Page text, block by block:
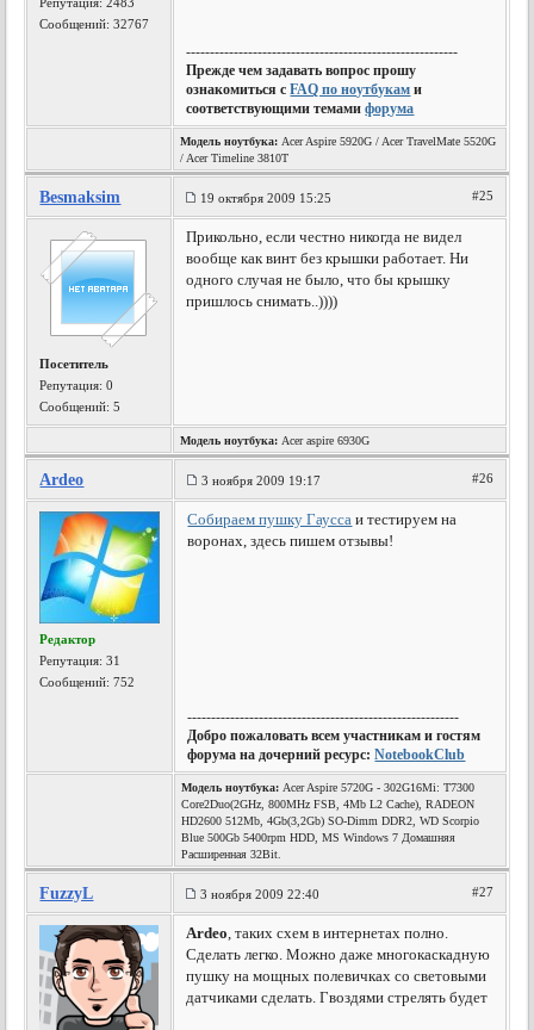
Сообщений: 32767
---------------------------------------------------------
Прежде чем задавать вопрос прошу
ознакомиться сFAQ по ноутбукам и
соответствующими темамифорума
Модель ноутбука: Acer Aspire 5920G / Acer TravelMate 5520G
/ Acer Timeline 3810T
Besmaksim 19 октября 2009 15:25 #25
Посетитель
Репутация:0
Сообщений: 5
Прикольно, если честно никогда не видел
вообще как винт без крышки работает. Ни
одного случая не было, что бы крышку
пришлось снимать..))))
Модель ноутбука: Acer aspire 6930G
Ardeo 3 ноября 2009 19:17 #26
Редактор
Репутация:31
Сообщений: 752
Собираем пушку Гаусса и тестируем на
воронах, здесь пишем отзывы!
---------------------------------------------------------
Добро пожаловать всем участникам и гостям
форума на дочерний ресурс:NotebookClub
Модель ноутбука: Acer Aspire 5720G - 302G16Mi: T7300
Core2Duo(2GHz, 800MHz FSB, 4Mb L2 Cache), RADEON
HD2600 512Mb, 4Gb(3,2Gb) SO-Dimm DDR2, WD Scorpio
Blue 500Gb 5400rpm HDD, MS Windows 7 Домашняя
Расширенная 32Bit.
FuzzyL 3 ноября 2009 22:40 #27
Ardeo, таких схем в интернетах полно.
Сделать легко. Можно даже многокаскадную
пушку на мощных полевичках со световыми
датчиками сделать. Гвоздями стрелять будет